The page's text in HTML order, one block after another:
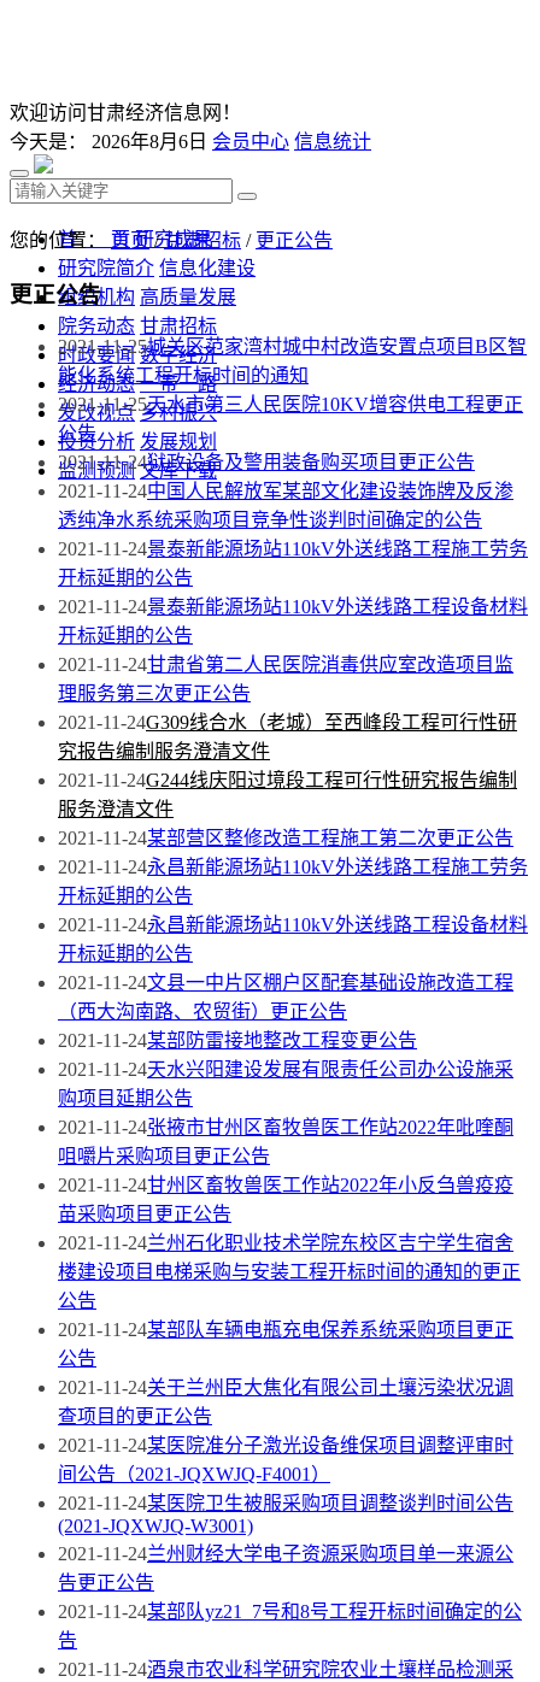
欢迎访问甘肃经济信息网！
今天是： 2026年8月6日 会员中心 信息统计
首 页 研究成果
研究院简介 信息化建设
组织机构 高质量发展
院务动态 甘肃招标
时政要闻 数字经济
经济动态 一带一路
发改视点 乡村振兴
投资分析 发展规划
监测预测 文库下载
您的位置： 首页/甘肃招标 / 更正公告
更正公告
2021-11-25城关区范家湾村城中村改造安置点项目B区智
能化系统工程开标时间的通知
2021-11-25天水市第三人民医院10KV增容供电工程更正
公告
2021-11-24狱政设备及警用装备购买项目更正公告
2021-11-24中国人民解放军某部文化建设装饰牌及反渗
透纯净水系统采购项目竞争性谈判时间确定的公告
2021-11-24景泰新能源场站110kV外送线路工程施工劳务
开标延期的公告
2021-11-24景泰新能源场站110kV外送线路工程设备材料
开标延期的公告
2021-11-24甘肃省第二人民医院消毒供应室改造项目监
理服务第三次更正公告
2021-11-24G309线合水（老城）至西峰段工程可行性研
究报告编制服务澄清文件
2021-11-24G244线庆阳过境段工程可行性研究报告编制
服务澄清文件
2021-11-24某部营区整修改造工程施工第二次更正公告
2021-11-24永昌新能源场站110kV外送线路工程施工劳务
开标延期的公告
2021-11-24永昌新能源场站110kV外送线路工程设备材料
开标延期的公告
2021-11-24文县一中片区棚户区配套基础设施改造工程
（西大沟南路、农贸街）更正公告
2021-11-24某部防雷接地整改工程变更公告
2021-11-24天水兴阳建设发展有限责任公司办公设施采
购项目延期公告
2021-11-24张掖市甘州区畜牧兽医工作站2022年吡喹酮
咀嚼片采购项目更正公告
2021-11-24甘州区畜牧兽医工作站2022年小反刍兽疫疫
苗采购项目更正公告
2021-11-24兰州石化职业技术学院东校区吉宁学生宿舍
楼建设项目电梯采购与安装工程开标时间的通知的更正
公告
2021-11-24某部队车辆电瓶充电保养系统采购项目更正
公告
2021-11-24关于兰州臣大焦化有限公司土壤污染状况调
查项目的更正公告
2021-11-24某医院准分子激光设备维保项目调整评审时
间公告（2021-JQXWJQ-F4001）
2021-11-24某医院卫生被服采购项目调整谈判时间公告
(2021-JQXWJQ-W3001)
2021-11-24兰州财经大学电子资源采购项目单一来源公
告更正公告
2021-11-24某部队yz21_7号和8号工程开标时间确定的公
告
2021-11-24酒泉市农业科学研究院农业土壤样品检测采